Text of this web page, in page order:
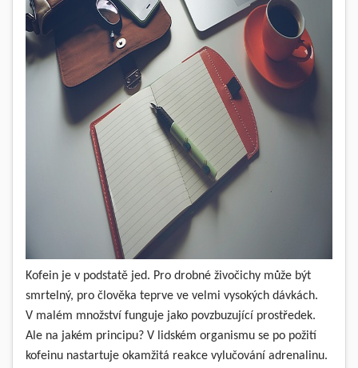
Kofein je v podstatě jed. Pro drobné živočichy může být
smrtelný, pro člověka teprve ve velmi vysokých dávkách.
V malém množství funguje jako povzbuzující prostředek.
Ale na jakém principu? V lidském organismu se po požití
kofeinu nastartuje okamžitá reakce vylučování adrenalinu.